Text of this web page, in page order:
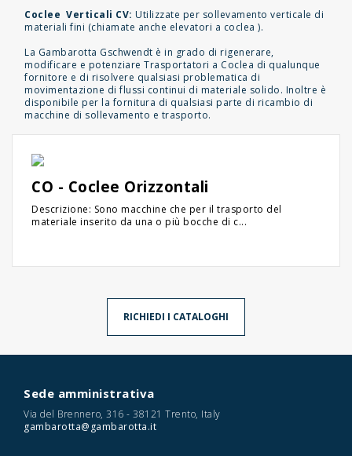
Coclee Verticali CV: Utilizzate per sollevamento verticale di
materiali fini (chiamate anche elevatori a coclea ).
La Gambarotta Gschwendt è in grado di rigenerare,
modificare e potenziare Trasportatori a Coclea di qualunque
fornitore e di risolvere qualsiasi problematica di
movimentazione di flussi continui di materiale solido. Inoltre è
disponibile per la fornitura di qualsiasi parte di ricambio di
macchine di sollevamento e trasporto.
CO - Coclee Orizzontali
Descrizione: Sono macchine che per il trasporto del
materiale inserito da una o più bocche di c...
RICHIEDI I CATALOGHI
Sede amministrativa
Via del Brennero, 316 - 38121 Trento, Italy
gambarotta@gambarotta.it